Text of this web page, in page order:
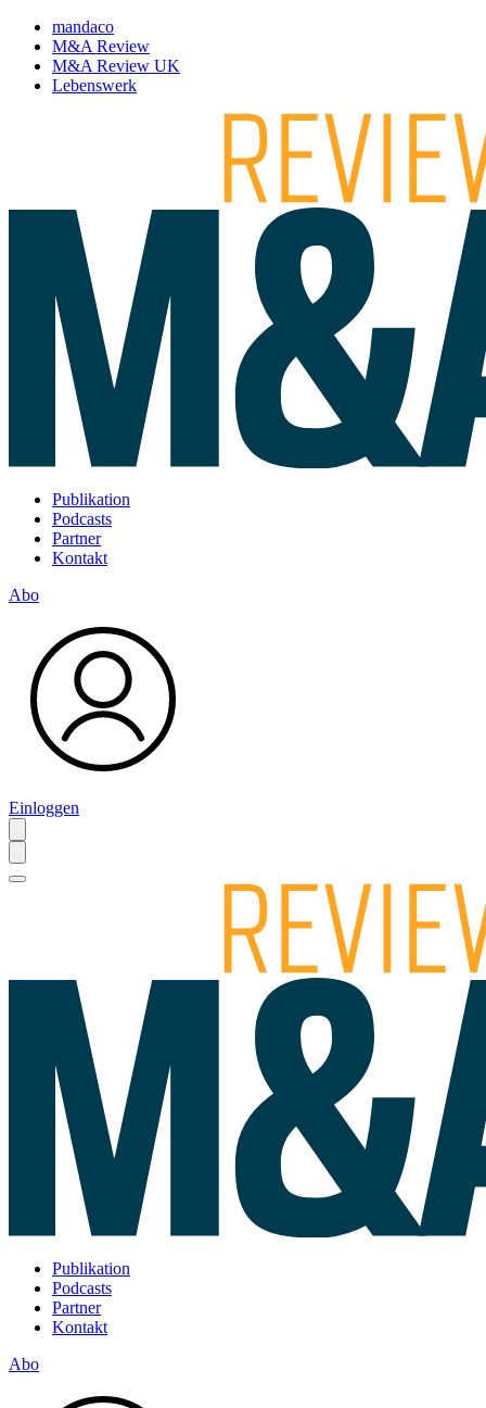
mandaco
M&A Review
M&A Review UK
Lebenswerk
Publikation
Podcasts
Partner
Kontakt
Abo
Einloggen
Publikation
Podcasts
Partner
Kontakt
Abo